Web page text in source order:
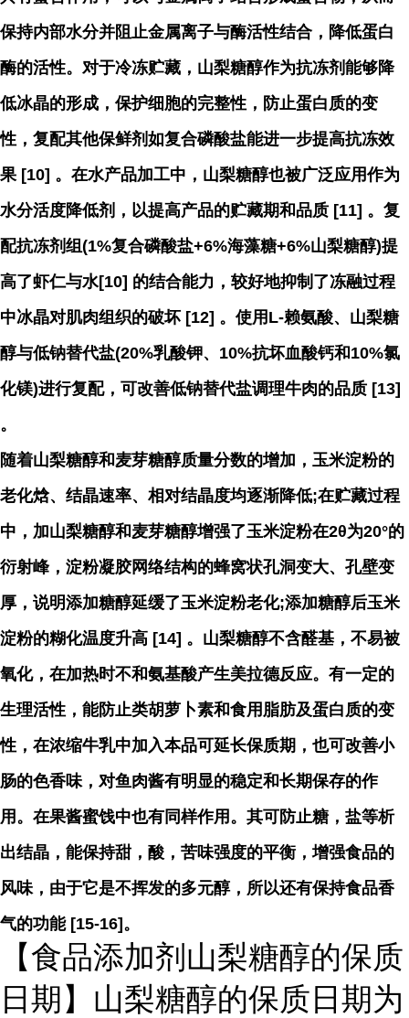
保持内部水分并阻止金属离子与酶活性结合，降低蛋白
酶的活性。对于冷冻贮藏，山梨糖醇作为抗冻剂能够降
低冰晶的形成，保护细胞的完整性，防止蛋白质的变
性，复配其他保鲜剂如复合磷酸盐能进一步提高抗冻效
果 [10] 。在水产品加工中，山梨糖醇也被广泛应用作为
水分活度降低剂，以提高产品的贮藏期和品质 [11] 。复
配抗冻剂组(1%复合磷酸盐+6%海藻糖+6%山梨糖醇)提
高了虾仁与水[10] 的结合能力，较好地抑制了冻融过程
中冰晶对肌肉组织的破坏 [12] 。使用L-赖氨酸、山梨糖
醇与低钠替代盐(20%乳酸钾、10%抗坏血酸钙和10%氯
化镁)进行复配，可改善低钠替代盐调理牛肉的品质 [13]
。
随着山梨糖醇和麦芽糖醇质量分数的增加，玉米淀粉的
老化焓、结晶速率、相对结晶度均逐渐降低;在贮藏过程
中，加山梨糖醇和麦芽糖醇增强了玉米淀粉在2θ为20°的
衍射峰，淀粉凝胶网络结构的蜂窝状孔洞变大、孔壁变
厚，说明添加糖醇延缓了玉米淀粉老化;添加糖醇后玉米
淀粉的糊化温度升高 [14] 。山梨糖醇不含醛基，不易被
氧化，在加热时不和氨基酸产生美拉德反应。有一定的
生理活性，能防止类胡萝卜素和食用脂肪及蛋白质的变
性，在浓缩牛乳中加入本品可延长保质期，也可改善小
肠的色香味，对鱼肉酱有明显的稳定和长期保存的作
用。在果酱蜜饯中也有同样作用。其可防止糖，盐等析
出结晶，能保持甜，酸，苦味强度的平衡，增强食品的
风味，由于它是不挥发的多元醇，所以还有保持食品香
气的功能 [15-16]。
【食品添加剂山梨糖醇的保质
日期】山梨糖醇的保质日期为